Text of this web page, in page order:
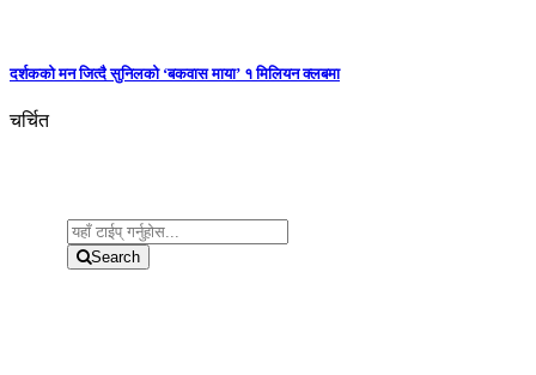
दर्शकको मन जित्दै सुनिलको ‘बकवास माया’ १ मिलियन क्लबमा
चर्चित
Search